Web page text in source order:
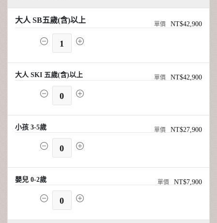
NT$42,900
1
大人 SKI 五歲(含)以上 NT$42,900
0
小孩 3-5歲 NT$27,900
0
嬰兒 0-2歲 NT$7,900
0